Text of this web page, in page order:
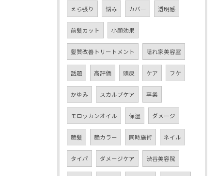
えら張り 悩み カバー 透明感
前髪カット 小顔効果
髪質改善トリートメント 隠れ家美容室
話題 高評価 頭皮 ケア フケ
かゆみ スカルプケア 卒業
モロッカンオイル 保湿 ダメージ
艶髪 艶カラー 同時施術 ネイル
タイパ ダメージケア 渋谷美容院